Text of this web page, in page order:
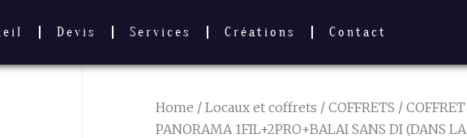
Devis Services Créations Contact
Home / Locaux et coffrets / COFFRETS / COFFRET
PANORAMA 1FIL+2PRO+BALAI SANS DI (DANS LA